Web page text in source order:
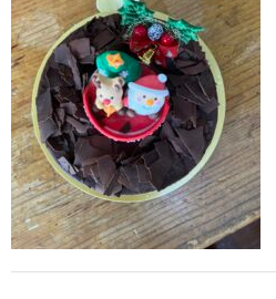
ショートケーキ12cm(5名様用)
ショートケーキ15cm(8名様用)
ショートケーキ18cm(10名様用)
トリフルガナッシュ
トリフルガナッシュケーキ12cm
トリフルガナッシュケーキ15cm